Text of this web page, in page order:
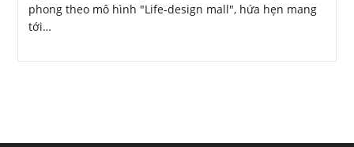
phong theo mô hình "Life-design mall", hứa hẹn mang
tới…